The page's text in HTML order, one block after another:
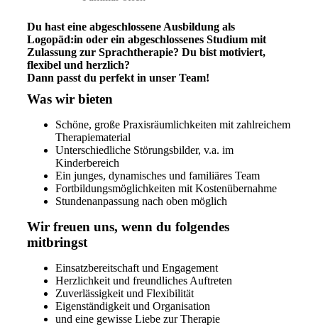
Du hast eine abgeschlossene Ausbildung als
Logopäd:in oder ein abgeschlossenes Studium mit
Zulassung zur Sprachtherapie? Du bist motiviert,
flexibel und herzlich?
Dann passt du perfekt in unser Team!
Was wir bieten
Schöne, große Praxisräumlichkeiten mit zahlreichem
Therapiematerial
Unterschiedliche Störungsbilder, v.a. im
Kinderbereich
Ein junges, dynamisches und familiäres Team
Fortbildungsmöglichkeiten mit Kostenübernahme
Stundenanpassung nach oben möglich
Wir freuen uns, wenn du folgendes
mitbringst
Einsatzbereitschaft und Engagement
Herzlichkeit und freundliches Auftreten
Zuverlässigkeit und Flexibilität
Eigenständigkeit und Organisation
und eine gewisse Liebe zur Therapie